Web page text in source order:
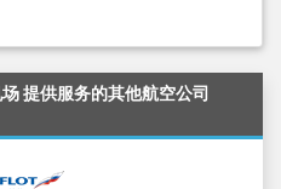
提供服务的其他航空公司